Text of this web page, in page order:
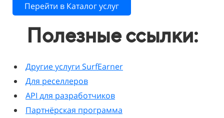
Перейти в Каталог услуг
Полезные ссылки:
Другие услуги SurfEarner
Для реселлеров
API для разработчиков
Партнёрская программа